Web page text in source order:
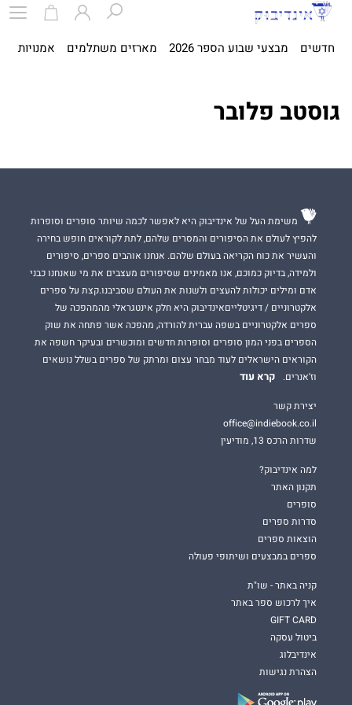
חדשים מבצעי שבוע הספר 2026 מארזים משתלמים אמנויות
גוסטב פלובר
משימת העל של אינדיבוק היא לאפשר לכמה שיותר סופרים וסופרות
להפיץ לעולם את הסיפורים והמסרים שלהם, לתת לקוראים חופש בחירה
והעשיר את כוח הקריאה בעולם שלהם. אנחנו אוהבים ספרים, סיפורים
ולמידה, בדיוק כמוכם, אנו מאמינים שסיפורים מעצבים את מי שאנחנו כבני
אדם ומילים יכולות להעצים ולשנות את העולם שסביבנו.קצת על ספרים
אלקטרוניים / דיגיטלייםאינדיבוק היא חלק אינטגראלי מהמהפכה של
ספרים אלקטרוניים בשפה עברית להורדה, מהפכה אשר פתחה את שוק
הספרים בפני המון סופרים וסופרות חדשים ומוכשרים ובעיקר חשפה את
הקוראים הישראלים לעוד מבחר עצום ומרתק של ספרים בשלל נושאים
וז'אנרים.
קרא עוד
יצירת קשר
office@indiebook.co.il
שדרות הרכס 13, מודיעין
למה אינדיבוק?
תקנון האתר
סופרים
סדרות ספרים
הוצאות ספרים
ספרים במבצעים ושיתופי פעולה
קניה באתר - שו"ת
איך לרכוש ספר באתר
GIFT CARD
ביטול עסקה
אינדיבלוג
הצהרת נגישות